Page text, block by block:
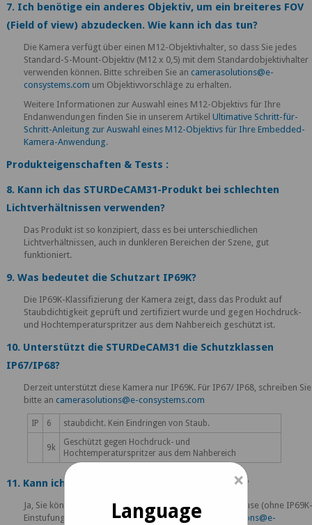
7. Ich benötige ein anderes Objektiv, um ein breiteres FOV
(Field of view) abzudecken. Wie kann ich das tun?
Die Kamera verfügt über einen M12-Objektivhalter, so dass Sie jedes
Standard-S-Mount-Objektiv (M12 x 0,5) mit dem Standardobjektivhalter
verwenden können. Bitte schreiben Sie ancamerasolutions@e-
consystems.com um Objektivvorschläge zu erhalten.
Weitere Informationen zur Auswahl eines M12-Objektivs für Ihre
Endanwendungen finden Sie in unserem ArtikelUltimative Schritt-für-
Schritt-Anleitung zur Auswahl eines M12-Objektivs für Ihre Embedded-
Kamera-Anwendung.
Produkteigenschaften & Tests :
8. Kann ich das STURDeCAM31-Produkt bei schlechten
Lichtverhältnissen verwenden?
Das Produkt ist so konzipiert, dass es bei unterschiedlichen
Lichtverhältnissen, auch in dunkleren Bereichen der Szene, gut
funktioniert.
9. Was bedeutet die Schutzart IP69K?
Die IP69K-Klassifizierung der Kamera zeigt, dass das Produkt auf
Staubdichtigkeit geprüft und zertifiziert wurde und gegen Hochdruck-
und Hochtemperaturspritzer aus dem Nahbereich geschützt ist.
10. Unterstützt die STURDeCAM31 die Schutzklassen
IP67/IP68?
Derzeit unterstützt diese Kamera nur IP69K. Für IP67/ IP68, schreiben Sie
bitte ancamerasolutions@e-consystems.com
IP 6 staubdicht. Kein Eindringen von Staub.
9k
Geschützt gegen Hochdruck- und
Hochtemperaturspritzer aus dem Nahbereich
11. Kann ich das Produkt ohne Gehäuse kaufen?
Ja, Sie können das Produkt auf Anfrage auch ohne Gehäuse (ohne
Einstufung) erhalten. Bitte kontaktieren Siecamerasolutions@e-
×
Language